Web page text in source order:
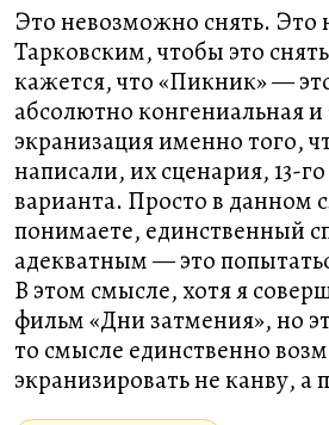
Это невозможно снять. Это
Тарковским, чтобы это
кажется, что «Пикник» —
абсолютно конгениальная и
экранизация именно того,
написали, их сценария, 13-
варианта. Просто в данном
понимаете, единственный
адекватным — это
В этом смысле, хотя я
фильм «Дни затмения», но
то смысле единственно
экранизировать не канву, а